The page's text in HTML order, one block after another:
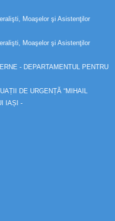
Moaşelor şi Asistenţilor
Moaşelor şi Asistenţilor
- DEPARTAMENTUL PENTRU
DE URGENȚĂ “MIHAIL
IAȘI -